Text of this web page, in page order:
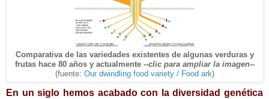
Comparativa de las variedades existentes de algunas verduras y
frutas hace 80 años y actualmente --clic para ampliar la imagen--
(fuente: Our dwindling food variety / Food ark)
En un siglo hemos acabado con la diversidad genética